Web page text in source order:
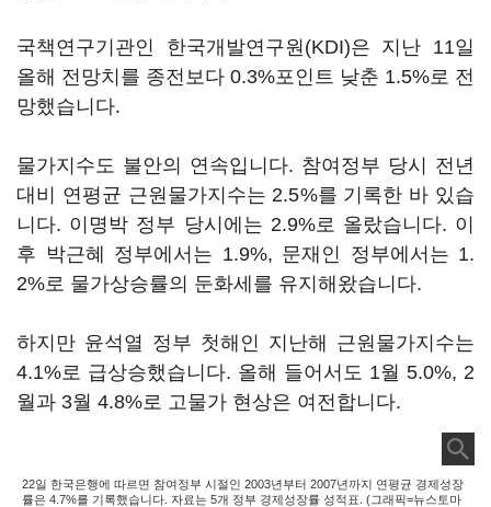
국책연구기관인 한국개발연구원(KDI)은 지난 11일
올해 전망치를 종전보다 0.3%포인트 낮춘 1.5%로 전
망했습니다.
물가지수도 불안의 연속입니다. 참여정부 당시 전년
대비 연평균 근원물가지수는 2.5%를 기록한 바 있습
니다. 이명박 정부 당시에는 2.9%로 올랐습니다. 이
후 박근혜 정부에서는 1.9%, 문재인 정부에서는 1.
2%로 물가상승률의 둔화세를 유지해왔습니다.
하지만 윤석열 정부 첫해인 지난해 근원물가지수는
4.1%로 급상승했습니다. 올해 들어서도 1월 5.0%, 2
월과 3월 4.8%로 고물가 현상은 여전합니다.
22일 한국은행에 따르면 참여정부 시절인 2003년부터 2007년까지 연평균 경제성장
률은 4.7%를 기록했습니다. 자료는 5개 정부 경제성장률 성적표. (그래픽=뉴스토마